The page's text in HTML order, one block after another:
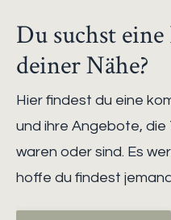
Du suchst
deiner Nähe?
Hier findest du eine
und ihre Angebote, die
waren oder sind. Es
hoffe du findest